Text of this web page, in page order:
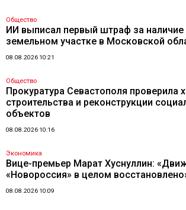
Общество
ИИ выписал первый штраф за
земельном участке в Московской
08.08.2026 10:21
Общество
Прокуратура Севастополя проверила
строительства и реконструкции
объектов
08.08.2026 10:16
Экономика
Вице-премьер Марат Хуснуллин:
«Новороссия» в целом
08.08.2026 10:09